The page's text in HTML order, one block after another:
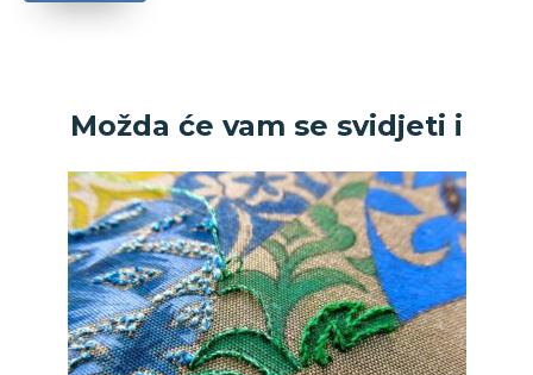
Možda će vam se svidjeti i